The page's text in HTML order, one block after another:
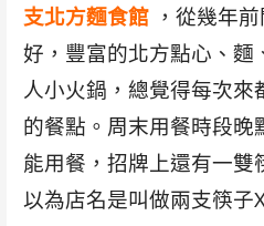
支北方麵食館，從幾年前
好，豐富的北方點心、麵
人小火鍋，總覺得每次來
的餐點。周末用餐時段晚
能用餐，招牌上還有一雙
以為店名是叫做兩支筷子